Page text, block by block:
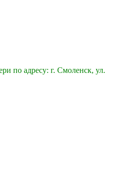
по адресу: г. Смоленск, ул.